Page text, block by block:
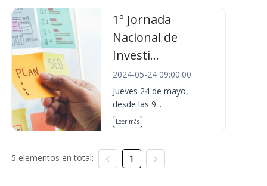
1º Jornada
Nacional de
Investi...
2024-05-24 09:00:00
Jueves 24 de mayo,
desde las 9...
Leer más
5 elementos en total: 1